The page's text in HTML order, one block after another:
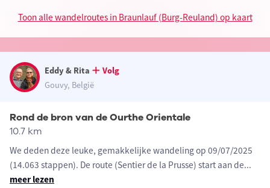
Toon alle wandelroutes in Braunlauf (Burg-Reuland) op kaart
Eddy & Rita
Volg
Gouvy, België
Rond de bron van de Ourthe Orientale
10.7 km
We deden deze leuke, gemakkelijke wandeling op 09/07/2025
(14.063 stappen). De route (Sentier de la Prusse) start aan de...
meer lezen